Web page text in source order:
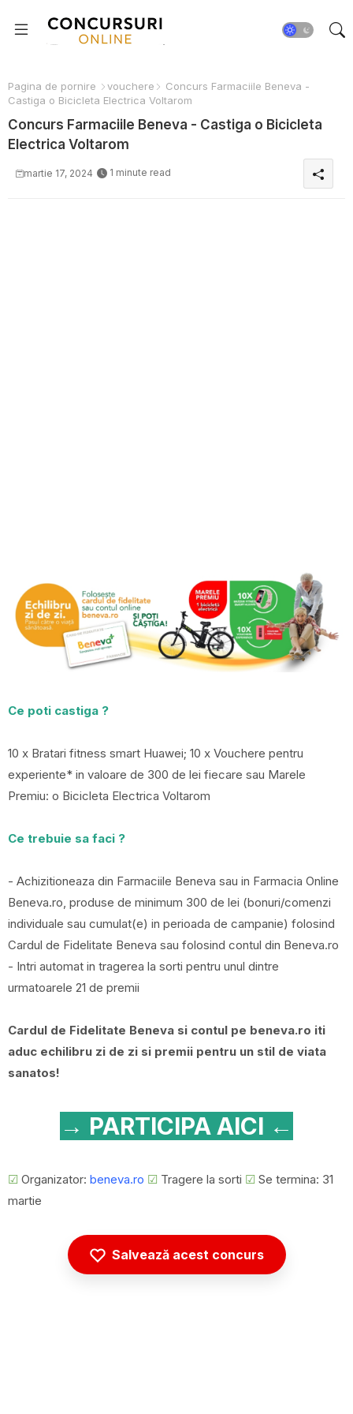
Pagina de pornire vouchere
Concurs Farmaciile Beneva -
Castiga o Bicicleta Electrica Voltarom
Concurs Farmaciile Beneva - Castiga o Bicicleta
Electrica Voltarom
martie 17, 2024 1 minute read
Ce poti castiga ?
10 x Bratari fitness smart Huawei; 10 x Vouchere pentru
experiente* in valoare de 300 de lei fiecare sau Marele
Premiu: o Bicicleta Electrica Voltarom
Ce trebuie sa faci ?
- Achizitioneaza din Farmaciile Beneva sau in Farmacia Online
Beneva.ro, produse de minimum 300 de lei (bonuri/comenzi
individuale sau cumulat(e) in perioada de campanie) folosind
Cardul de Fidelitate Beneva sau folosind contul din Beneva.ro
- Intri automat in tragerea la sorti pentru unul dintre
urmatoarele 21 de premii
Cardul de Fidelitate Beneva si contul pe beneva.ro iti
aduc echilibru zi de zi si premii pentru un stil de viata
sanatos!
→ PARTICIPA AICI ←
☑ Organizator: beneva.ro ☑ Tragere la sorti ☑ Se termina: 31
martie
Salvează acest concurs